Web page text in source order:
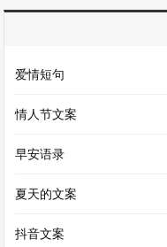
另一个小孩儿说：
意，到了中午时就
孔子听了不能判定他
两个小孩笑着说：“
爱情短句
情人节文案
早安语录
夏天的文案
抖音文案